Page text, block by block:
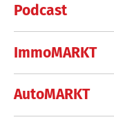
Podcast
ImmoMARKT
AutoMARKT